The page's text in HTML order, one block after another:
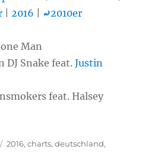
|2016 ⤾2010er
Man
DJ Snake feat.Justin
feat. Halsey
Schlagwörter
2016,charts,deutschland,